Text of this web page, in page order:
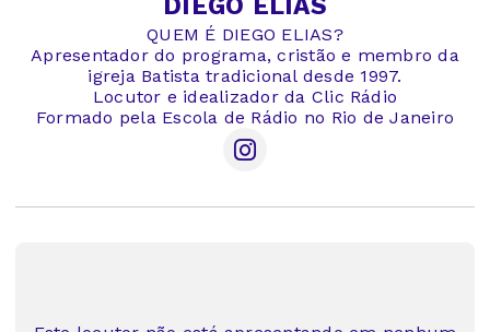
DIEGO ELIAS
QUEM É DIEGO ELIAS?
Apresentador do programa, cristão e membro da
igreja Batista tradicional desde 1997.
Locutor e idealizador da Clic Rádio
Formado pela Escola de Rádio no Rio de Janeiro